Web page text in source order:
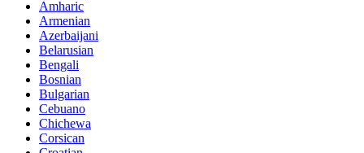
Amharic
Armenian
Azerbaijani
Belarusian
Bengali
Bosnian
Bulgarian
Cebuano
Chichewa
Corsican